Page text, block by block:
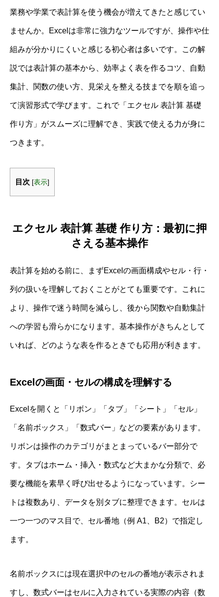
業務や学業で表計算を使う機会が増えてきたと感じてい
ませんか。Excelは非常に強力なツールですが、操作や仕
組みが分かりにくいと感じる初心者は多いです。この解
説では表計算の基本から、効率よく表を作るコツ、自動
集計、関数の使い方、見栄えを整える技までを順を追っ
て演習形式で学びます。これで「エクセル 表計算 基礎
作り方」がスムーズに理解でき、実践で使える力が身に
つきます。
目次 [表示]
エクセル 表計算 基礎 作り方：最初に押
さえる基本操作
表計算を始める前に、まずExcelの画面構成やセル・行・
列の扱いを理解しておくことがとても重要です。これに
より、操作で迷う時間を減らし、後から関数や自動集計
への学習も滑らかになります。基本操作がきちんとして
いれば、どのような表を作るときでも応用が利きます。
Excelの画面・セルの構成を理解する
Excelを開くと「リボン」「タブ」「シート」「セル」
「名前ボックス」「数式バー」などの要素があります。
リボンは操作のカテゴリがまとまっているバー部分で
す。タブはホーム・挿入・数式など大まかな分類で、必
要な機能を素早く呼び出せるようになっています。シー
トは複数あり、データを別タブに整理できます。セルは
一つ一つのマス目で、セル番地（例 A1、B2）で指定し
ます。
名前ボックスには現在選択中のセルの番地が表示されま
すし、数式バーはセルに入力されている実際の内容（数